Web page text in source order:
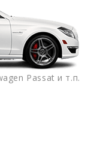
Passat и т.п.